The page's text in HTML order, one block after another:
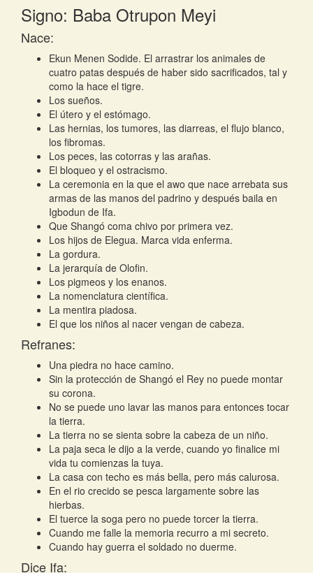
Signo: Baba Otrupon Meyi
Nace:
Ekun Menen Sodide. El arrastrar los animales de
cuatro patas después de haber sido sacrificados, tal y
como la hace el tigre.
Los sueños.
El útero y el estómago.
Las hernias, los tumores, las diarreas, el flujo blanco,
los fibromas.
Los peces, las cotorras y las arañas.
El bloqueo y el ostracismo.
La ceremonia en la que el awo que nace arrebata sus
armas de las manos del padrino y después baila en
Igbodun de Ifa.
Que Shangó coma chivo por primera vez.
Los hijos de Elegua. Marca vida enferma.
La gordura.
La jerarquía de Olofin.
Los pigmeos y los enanos.
La nomenclatura científica.
La mentira piadosa.
El que los niños al nacer vengan de cabeza.
Refranes:
Una piedra no hace camino.
Sin la protección de Shangó el Rey no puede montar
su corona.
No se puede uno lavar las manos para entonces tocar
la tierra.
La tierra no se sienta sobre la cabeza de un niño.
La paja seca le dijo a la verde, cuando yo finalice mi
vida tu comienzas la tuya.
La casa con techo es más bella, pero más calurosa.
En el rio crecido se pesca largamente sobre las
hierbas.
El tuerce la soga pero no puede torcer la tierra.
Cuando me falle la memoria recurro a mi secreto.
Cuando hay guerra el soldado no duerme.
Dice Ifa: